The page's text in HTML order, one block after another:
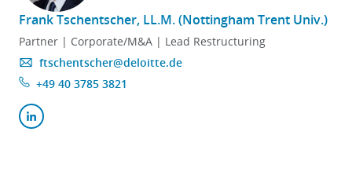
Frank Tschentscher, LL.M. (Nottingham Trent Univ.)
Partner | Corporate/M&A | Lead Restructuring
ftschentscher@deloitte.de
+49 40 3785 3821